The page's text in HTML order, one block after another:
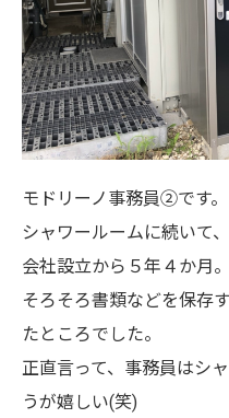
モドリーノ事務員②です。
シャワールームに続いて
会社設立から５年４か月。
そろそろ書類などを保存
たところでした。
正直言って、事務員はシ
うが嬉しい(笑)